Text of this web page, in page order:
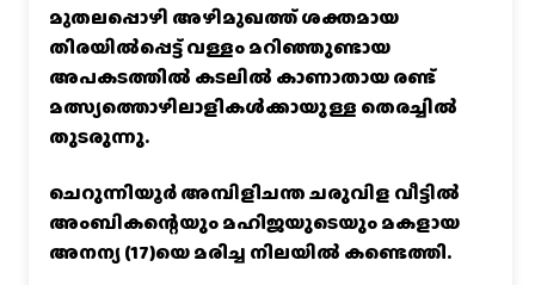
മുതലപ്പൊഴി അഴിമുഖത്ത് ശക്തമായ
തിരയിൽപ്പെട്ട് വള്ളം മറിഞ്ഞുണ്ടായ
അപകടത്തിൽ കടലിൽ കാണാതായ രണ്ട്
മത്സ്യത്തൊഴിലാളികൾക്കായുള്ള തെരച്ചിൽ
തുടരുന്നു.
ചെറുന്നിയൂർ അമ്പിളിചന്ത ചരുവിള വീട്ടിൽ
അംബികന്റെയും മഹിജയുടെയും മകളായ
അനന്യ (17)യെ മരിച്ച നിലയിൽ കണ്ടെത്തി.